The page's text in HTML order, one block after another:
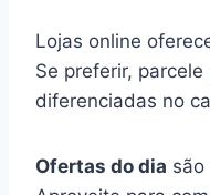
Lojas online
Se preferir,
diferenciadas no
Ofertas do dia são